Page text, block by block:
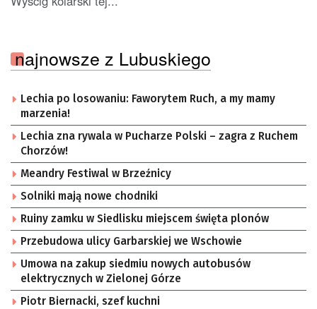
najnowsze z Lubuskiego
Lechia po losowaniu: Faworytem Ruch, a my mamy
marzenia!
Lechia zna rywala w Pucharze Polski – zagra z Ruchem
Chorzów!
Meandry Festiwal w Brzeźnicy
Solniki mają nowe chodniki
Ruiny zamku w Siedlisku miejscem święta plonów
Przebudowa ulicy Garbarskiej we Wschowie
Umowa na zakup siedmiu nowych autobusów
elektrycznych w Zielonej Górze
Piotr Biernacki, szef kuchni